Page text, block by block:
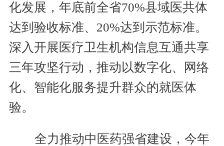
化发展，年底前全省70%县域医共体
达到验收标准、20%达到示范标准。
深入开展医疗卫生机构信息互通共享
三年攻坚行动，推动以数字化、网络
化、智能化服务提升群众的就医体
验。
全力推动中医药强省建设，今年